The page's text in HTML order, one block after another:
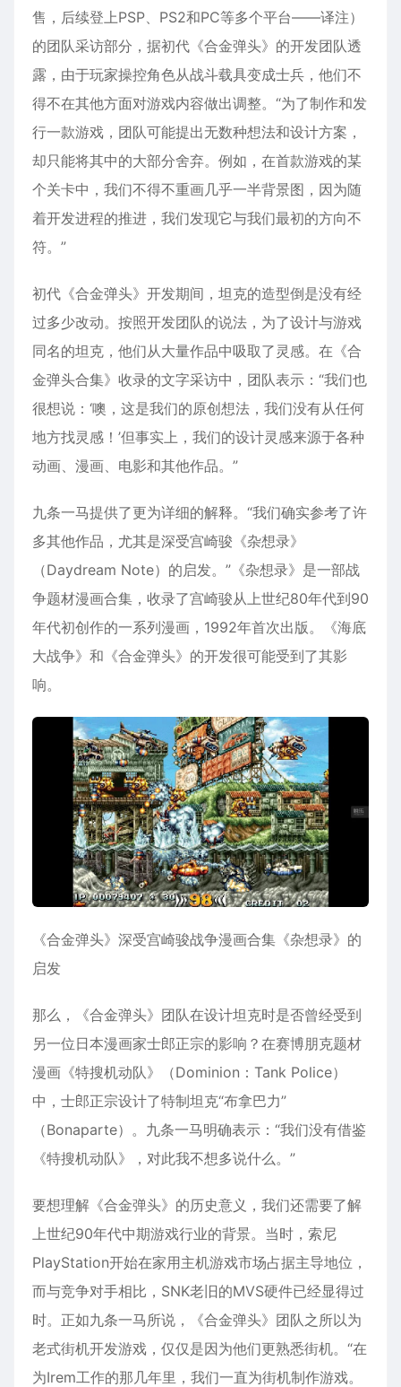
售，后续登上PSP、PS2和PC等多个平台——译注）
的团队采访部分，据初代《合金弹头》的开发团队透
露，由于玩家操控角色从战斗载具变成士兵，他们不
得不在其他方面对游戏内容做出调整。“为了制作和发
行一款游戏，团队可能提出无数种想法和设计方案，
却只能将其中的大部分舍弃。例如，在首款游戏的某
个关卡中，我们不得不重画几乎一半背景图，因为随
着开发进程的推进，我们发现它与我们最初的方向不
符。”
初代《合金弹头》开发期间，坦克的造型倒是没有经
过多少改动。按照开发团队的说法，为了设计与游戏
同名的坦克，他们从大量作品中吸取了灵感。在《合
金弹头合集》收录的文字采访中，团队表示：“我们也
很想说：‘噢，这是我们的原创想法，我们没有从任何
地方找灵感！’但事实上，我们的设计灵感来源于各种
动画、漫画、电影和其他作品。”
九条一马提供了更为详细的解释。“我们确实参考了许
多其他作品，尤其是深受宫崎骏《杂想录》
（Daydream Note）的启发。”《杂想录》是一部战
争题材漫画合集，收录了宫崎骏从上世纪80年代到90
年代初创作的一系列漫画，1992年首次出版。《海底
大战争》和《合金弹头》的开发很可能受到了其影
响。
《合金弹头》深受宫崎骏战争漫画合集《杂想录》的
启发
那么，《合金弹头》团队在设计坦克时是否曾经受到
另一位日本漫画家士郎正宗的影响？在赛博朋克题材
漫画《特搜机动队》（Dominion：Tank Police）
中，士郎正宗设计了特制坦克“布拿巴力”
（Bonaparte）。九条一马明确表示：“我们没有借鉴
《特搜机动队》，对此我不想多说什么。”
要想理解《合金弹头》的历史意义，我们还需要了解
上世纪90年代中期游戏行业的背景。当时，索尼
PlayStation开始在家用主机游戏市场占据主导地位，
而与竞争对手相比，SNK老旧的MVS硬件已经显得过
时。正如九条一马所说，《合金弹头》团队之所以为
老式街机开发游戏，仅仅是因为他们更熟悉街机。“在
为Irem工作的那几年里，我们一直为街机制作游戏。